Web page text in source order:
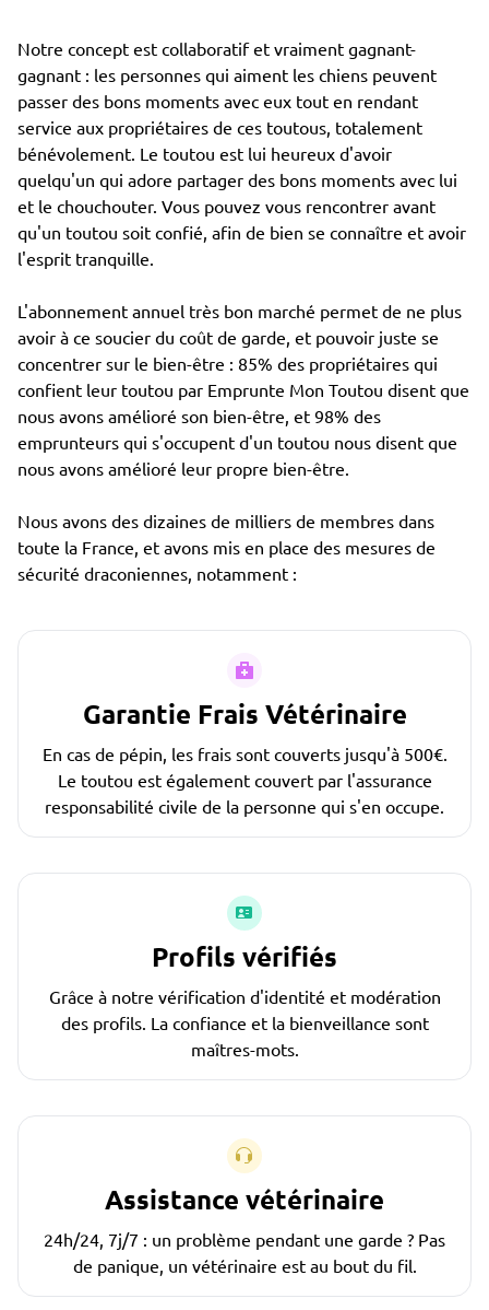
Notre concept est collaboratif et vraiment gagnant-
gagnant : les personnes qui aiment les chiens peuvent
passer des bons moments avec eux tout en rendant
service aux propriétaires de ces toutous, totalement
bénévolement. Le toutou est lui heureux d'avoir
quelqu'un qui adore partager des bons moments avec lui
et le chouchouter. Vous pouvez vous rencontrer avant
qu'un toutou soit confié, afin de bien se connaître et avoir
l'esprit tranquille.
L'abonnement annuel très bon marché permet de ne plus
avoir à ce soucier du coût de garde, et pouvoir juste se
concentrer sur le bien-être : 85% des propriétaires qui
confient leur toutou par Emprunte Mon Toutou disent que
nous avons amélioré son bien-être, et 98% des
emprunteurs qui s'occupent d'un toutou nous disent que
nous avons amélioré leur propre bien-être.
Nous avons des dizaines de milliers de membres dans
toute la France, et avons mis en place des mesures de
sécurité draconiennes, notamment :
Garantie Frais Vétérinaire
En cas de pépin, les frais sont couverts jusqu'à 500€.
Le toutou est également couvert par l'assurance
responsabilité civile de la personne qui s'en occupe.
Profils vérifiés
Grâce à notre vérification d'identité et modération
des profils. La confiance et la bienveillance sont
maîtres-mots.
Assistance vétérinaire
24h/24, 7j/7 : un problème pendant une garde ? Pas
de panique, un vétérinaire est au bout du fil.